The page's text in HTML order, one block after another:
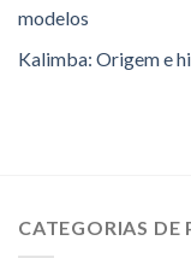
modelos
Kalimba: Origem e
CATEGORIAS DE